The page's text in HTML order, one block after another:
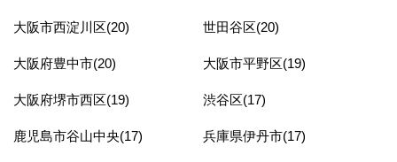
大阪市西淀川区(20) 世田谷区(20)
大阪府豊中市(20) 大阪市平野区(19)
大阪府堺市西区(19) 渋谷区(17)
鹿児島市谷山中央(17) 兵庫県伊丹市(17)